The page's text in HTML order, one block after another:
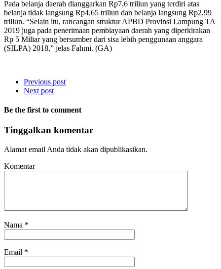
Pada belanja daerah dianggarkan Rp7,6 triliun yang terdiri atas
belanja tidak langsung Rp4,65 triliun dan belanja langsung Rp2,99
triliun. “Selain itu, rancangan struktur APBD Provinsi Lampung TA
2019 juga pada penerimaan pembiayaan daerah yang diperkirakan
Rp 5 Miliar yang bersumber dari sisa lebih penggunaan anggara
(SILPA) 2018,” jelas Fahmi. (GA)
Previous post
Next post
Be the first to comment
Tinggalkan komentar
Alamat email Anda tidak akan dipublikasikan.
Komentar
Nama *
Email *